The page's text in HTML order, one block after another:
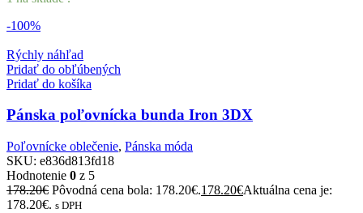
-100%
Rýchly náhľad
Pridať do obľúbených
Pridať do košíka
Pánska poľovnícka bunda Iron 3DX
Poľovnícke oblečenie, Pánska móda
SKU: e836d813fd18
Hodnotenie 0 z 5
178.20€ Pôvodná cena bola: 178.20€.178.20€Aktuálna cena je:
178.20€. s DPH